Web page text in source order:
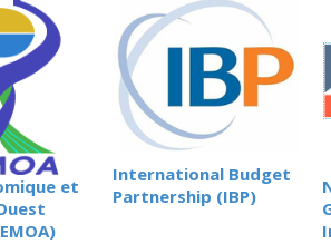
et
International Budget
Partnership (IBP)